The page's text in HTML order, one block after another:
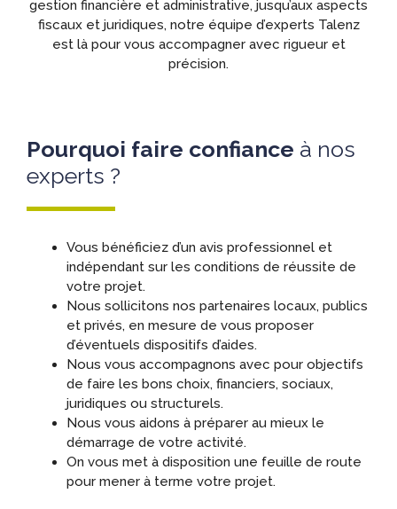
gestion financière et administrative, jusqu’aux aspects
fiscaux et juridiques, notre équipe d’experts Talenz
est là pour vous accompagner avec rigueur et
précision.
Pourquoi faire confiance à nos
experts ?
Vous bénéficiez d’un avis professionnel et
indépendant sur les conditions de réussite de
votre projet.
Nous sollicitons nos partenaires locaux, publics
et privés, en mesure de vous proposer
d’éventuels dispositifs d’aides.
Nous vous accompagnons avec pour objectifs
de faire les bons choix, financiers, sociaux,
juridiques ou structurels.
Nous vous aidons à préparer au mieux le
démarrage de votre activité.
On vous met à disposition une feuille de route
pour mener à terme votre projet.